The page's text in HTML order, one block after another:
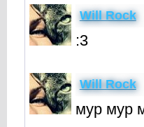
Will Rock
:3
Will Rock
мур мур